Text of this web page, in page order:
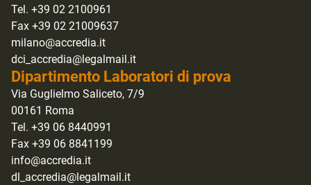
Tel. +39 02 2100961
Fax +39 02 21009637
milano@accredia.it
dci_accredia@legalmail.it
Dipartimento Laboratori di prova
Via Guglielmo Saliceto, 7/9
00161 Roma
Tel. +39 06 8440991
Fax +39 06 8841199
info@accredia.it
dl_accredia@legalmail.it